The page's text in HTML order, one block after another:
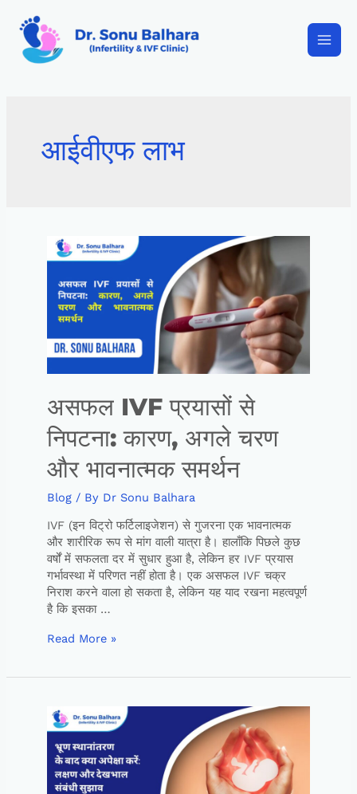
आईवीएफ लाभ
असफल IVF प्रयासों से
निपटना: कारण, अगले चरण
और भावनात्मक समर्थन
Blog/ By Dr Sonu Balhara
IVF (इन विट्रो फर्टिलाइजेशन) से गुजरना एक भावनात्मक
और शारीरिक रूप से मांग वाली यात्रा है। हालाँकि पिछले कुछ
वर्षों में सफलता दर में सुधार हुआ है, लेकिन हर IVF प्रयास
गर्भावस्था में परिणत नहीं होता है। एक असफल IVF चक्र
निराश करने वाला हो सकता है, लेकिन यह याद रखना महत्वपूर्ण
है कि इसका …
Read More »